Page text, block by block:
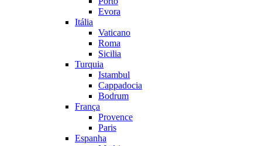
Evora
Itália
Vaticano
Roma
Sicilia
Turquia
Istambul
Cappadocia
Bodrum
França
Provence
Paris
Espanha